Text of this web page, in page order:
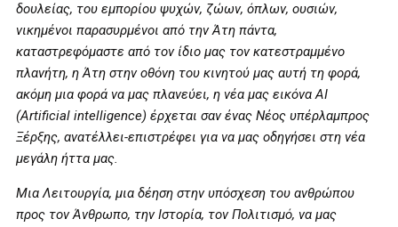
δουλείας, του εμπορίου ψυχών, ζώων, όπλων, ουσιών,
νικημένοι παρασυρμένοι από την Άτη πάντα,
καταστρεφόμαστε από τον ίδιο μας τον κατεστραμμένο
πλανήτη, η Άτη στην οθόνη του κινητού μας αυτή τη φορά,
ακόμη μια φορά να μας πλανεύει, η νέα μας εικόνα AI
(Artificial intelligence) έρχεται σαν ένας Νέος υπέρλαμπρος
Ξέρξης, ανατέλλει-επιστρέφει για να μας οδηγήσει στη νέα
μεγάλη ήττα μας.
Μια Λειτουργία, μια δέηση στην υπόσχεση του ανθρώπου
προς τον Άνθρωπο, την Ιστορία, τον Πολιτισμό, να μας